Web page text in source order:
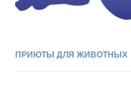
ПРИЮТЫ ДЛЯ ЖИВОТНЫХ